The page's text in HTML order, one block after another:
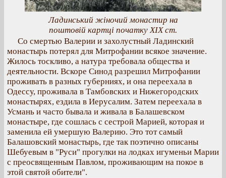
Ладинський жіночий монастир на
поштовій картці початку ХІХ ст.
Со смертью Валерии и захолустный Ладинский
монастырь потерял для Митрофании всякое значение.
Жилось тоскливо, а натура требовала общества и
деятельности. Вскоре Синод разрешил Митрофании
проживать в разных губерниях, и она переехала в
Одессу, проживала в Тамбовских и Нижегородских
монастырях, ездила в Иерусалим. Затем переехала в
Усмань и часто бывала и живала в Балашевском
монастыре, где сошлась с сестрой Марией, которая и
заменила ей умершую Валерию. Это тот самый
Балашовский монастырь, где так поэтично описаны
Шебуевым в "Руси" прогулки на лодках игуменьи Марии
с преосвященным Павлом, проживающим на покое в
этой святой обители".